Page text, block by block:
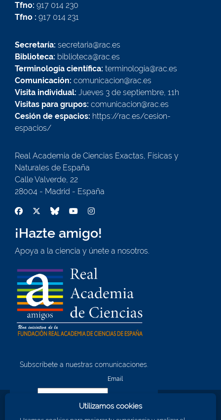
Tfno: 917 014 230
Tfno : 917 014 231
Secretaría: secretaria@rac.es
Biblioteca: biblioteca@rac.es
Terminología científica: terminologia@rac.es
Comunicación: comunicacion@rac.es
Visita individual: Jueves 3 de septiembre, 11h
Visitas para grupos: comunicacion@rac.es
Cesión de espacios: https://rac.es/cesion-
espacios/
Real Academia de Ciencias Exactas, Físicas y
Naturales de España
Calle Valverde, 22
28004 - Madrid - España
¡Hazte amigo!
Apoya a la ciencia y únete a nosotros.
Subscríbete a nuestras comunicaciones.
Email
Nombre
Utilizamos cookies